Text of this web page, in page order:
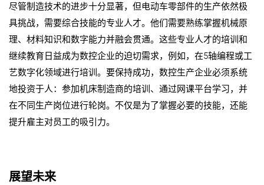
尽管制造技术的进步十分显著，但电动车零部件的生产依然极
具挑战，需要综合技能的专业人才。他们需要熟练掌握机械原
理、材料知识和数字能力并融会贯通。这些专业人才的培训和
继续教育日益成为数控企业的迫切需求，例如，在5轴编程或工
艺数字化领域进行培训。要保持成功，数控生产企业必须系统
地投资于人：参加机床制造商的培训、通过网课平台学习，并
在不同生产岗位进行轮岗。不仅是为了掌握必要的技能，还能
提升雇主对员工的吸引力。
展望未来